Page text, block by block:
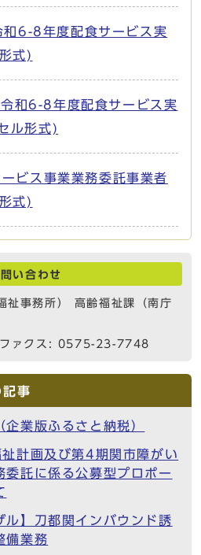
6-8年度配食サービス実
式)
和6-8年度配食サービス実
ル形式)
ビス事業業務委託事業者
式)
い合わせ
祉事務所） 高齢福祉課（南庁
ァクス: 0575-23-7748
記事
業版ふるさと納税）
計画及び第4期関市障がい
委託に係る公募型プロポー
ル】刀都関インバウンド誘
備業務